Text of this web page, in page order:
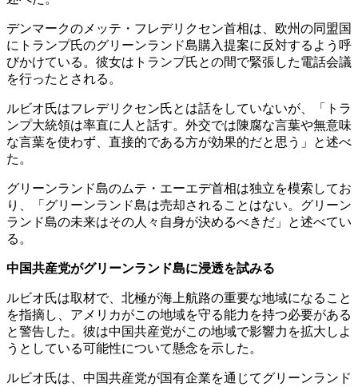
デンマークのメッテ・フレデリクセン首相は、欧州の同盟国
にトランプ氏のグリーンランド島購入提案に反対するよう呼
びかけている。彼女はトランプ氏との間で緊張した電話会議
を行ったとされる。
ルビオ氏はフレデリクセン氏とは話をしていないが、「トラ
ンプ大統領は率直に人と話す。外交では陳腐な言葉や無意味
な言葉を使わず、直接的である方が効果的だと思う」と述べ
た。
グリーンランド島のムテ・エーエデ首相は独立を模索してお
り、「グリーンランド島は売却されることはない。グリーン
ランド島の未来はその人々自身が決めるべきだ」と述べてい
る。
中国共産党がグリーンランド島に浸透を試みる
ルビオ氏は取材で、北極が海上航路の重要な地域になること
を指摘し、アメリカがこの地域を守る能力を持つ必要がある
と警告した。彼は中国共産党がこの地域で影響力を拡大しよ
うとしている可能性について懸念を示した。
ルビオ氏は、中国共産党が国有企業を通じてグリーンランド